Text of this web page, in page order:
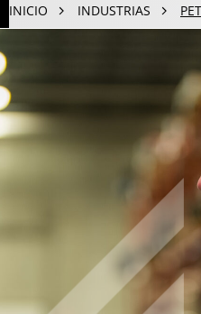
INICIO INDUSTRIAS